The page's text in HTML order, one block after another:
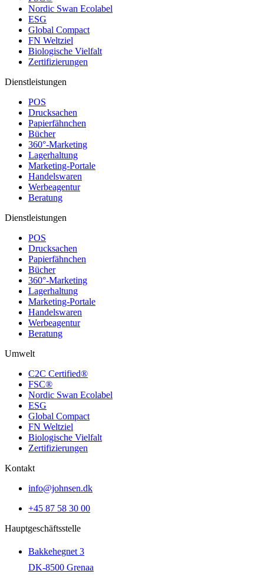
Nordic Swan Ecolabel
ESG
Global Compact
FN Weltziel
Biologische Vielfalt
Zertifizierungen
Dienstleistungen
POS
Drucksachen
Papierfähnchen
Bücher
360°-Marketing
Lagerhaltung
Marketing-Portale
Handelswaren
Werbeagentur
Beratung
Dienstleistungen
POS
Drucksachen
Papierfähnchen
Bücher
360°-Marketing
Lagerhaltung
Marketing-Portale
Handelswaren
Werbeagentur
Beratung
Umwelt
C2C Certified®
FSC®
Nordic Swan Ecolabel
ESG
Global Compact
FN Weltziel
Biologische Vielfalt
Zertifizierungen
Kontakt
info@johnsen.dk
+45 87 58 30 00
Hauptgeschäftsstelle
Bakkehegnet 3
DK-8500 Grenaa